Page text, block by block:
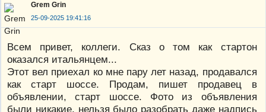
Grem Grin
25-09-2025 19:41:16
Всем привет, коллеги. Сказ о том как стартон
оказался итальянцем...
Этот вел приехал ко мне пару лет назад, продавался
как старт шоссе. Продам, пишет продавец в
объявлении, старт шоссе. Фото из объявления
были никакие, нельзя было разобрать даже надпись